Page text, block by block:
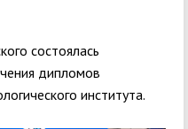
состоялась
дипломов
института.